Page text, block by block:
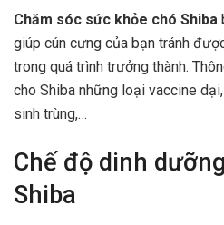
Chăm sóc sức khỏe chó Shiba
giúp cún cưng của bạn tránh
trong quá trình trưởng thành.
cho Shiba những loại vaccine
sinh trùng,…
Chế độ dinh
Shiba